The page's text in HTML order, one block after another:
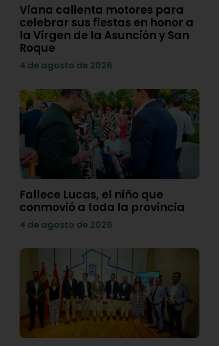
Viana calienta motores para
celebrar sus fiestas en honor a
la Virgen de la Asunción y San
Roque
4 de agosto de 2026
Fallece Lucas, el niño que
conmovió a toda la provincia
4 de agosto de 2026